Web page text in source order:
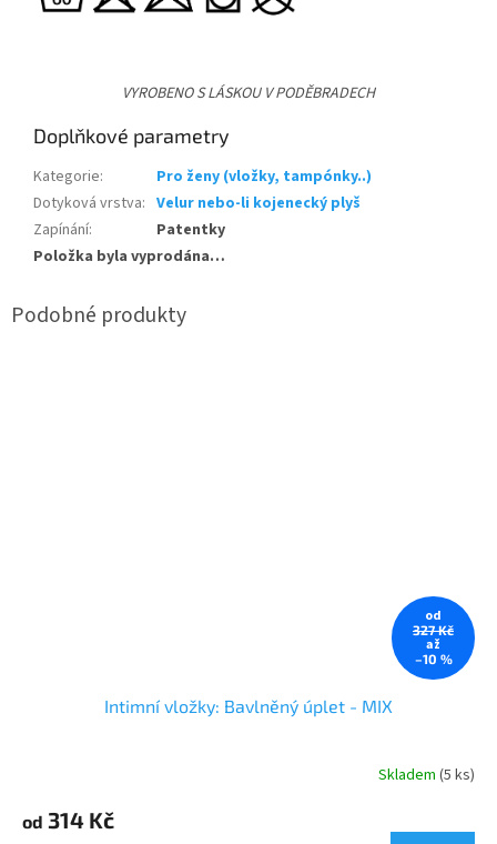
VYROBENO S LÁSKOU V PODĚBRADECH
Doplňkové parametry
Kategorie:
Pro ženy (vložky, tampónky..)
Dotyková vrstva: Velur nebo-li kojenecký plyš
Zapínání:
Patentky
Položka byla vyprodána…
od
327 Kč
až
–10 %
Intimní vložky: Bavlněný úplet - MIX
produktu
Skladem(5 ks)
od 314 Kč